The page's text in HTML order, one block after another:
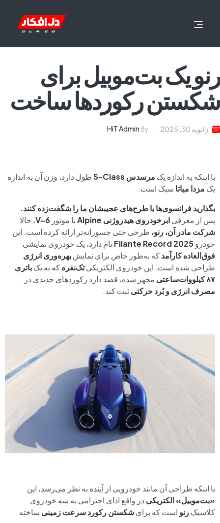
رنو یک بت‌موبیل برای
شکستن رکوردها ساخت
ژانویه 30, 2025 By
HiT Admin
با اینکه به اندازه یک مرسدس S-Class
طول دارد، وزن آن به اندازه
یک مزدا میاتا سبک است.
بگذارید فرانسوی‌ها با طرح‌های عجیبشان ما را شگفت‌زده کنند.
پس از معرفیابرخودروی هیدروژنی Alpine با موتور V-6، حالا
شرکت مادر آن، رنو، طرحی حتی جسورانه‌تر ارائه کرده است. این
خودروFilante Record 2025 نام دارد، یک خودروی نمایشی
فوق‌العاده کارآمدکه به‌طور خاص برای نمایشبهره‌وری انرژی
طراحی شده است. این خودروی الکتریکیتک‌نفرهکه به یکباتری
۸۷ کیلووات‌ساعتی
مجهز شده، قصد دارد رکوردهای جدیدی در
مصرف انرژی و بُرد حرکتیثبت کند.
با اینکه طراحی آن مانند خودرویی از آینده به نظر می‌رسد، این
«بت‌موبیل» الکتریکی در واقع ادای احترامی به سه خودروی
کلاسیکرنو است که برایشکستن رکورد سرعت زمینی ساخته